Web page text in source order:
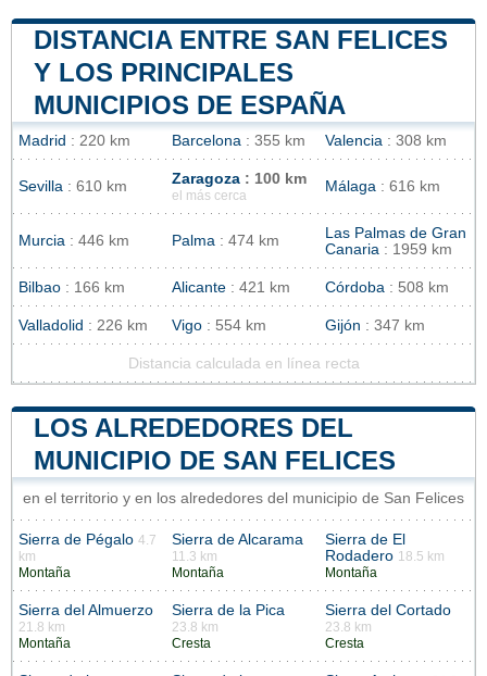
DISTANCIA ENTRE SAN FELICES
Y LOS PRINCIPALES
MUNICIPIOS DE ESPAÑA
Madrid : 220 km Barcelona : 355 km Valencia : 308 km
Sevilla : 610 km Zaragoza : 100 km
el más cerca
Málaga : 616 km
Murcia : 446 km Palma : 474 km
Las Palmas de Gran
Canaria : 1959 km
Bilbao : 166 km Alicante : 421 km Córdoba : 508 km
Valladolid : 226 km Vigo : 554 km Gijón : 347 km
Distancia calculada en línea recta
LOS ALREDEDORES DEL
MUNICIPIO DE SAN FELICES
en el territorio y en los alrededores del municipio de San Felices
Sierra de Pégalo 4.7
km
Montaña
Sierra de Alcarama
11.3 km
Montaña
Sierra de El
Rodadero 18.5 km
Montaña
Sierra del Almuerzo
21.8 km
Montaña
Sierra de la Pica
23.8 km
Cresta
Sierra del Cortado
23.8 km
Cresta